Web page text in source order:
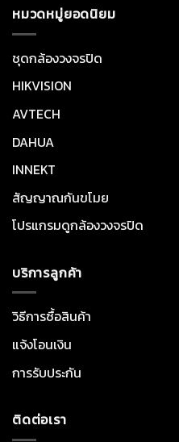
หมวดหมู่ยอดนิยม
ชุดกล้องวงจรปิด
HIKVISION
AVTECH
DAHUA
INNEKT
สัญญาณกันขโมย
โปรแกรมดูกล้องวงจรปิด
บริการลูกค้า
วิธีการซื้อสินค้า
แจ้งโอนเงิน
การรับประกัน
ติดต่อเรา